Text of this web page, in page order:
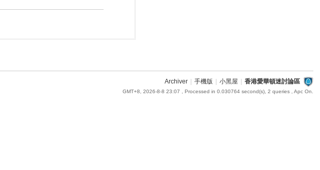
Archiver 手機版 小黑屋 香港愛華頓迷討論區
GMT+8, 2026-8-8 23:07 , Processed in 0.030764 second(s), 2 queries , Apc On.